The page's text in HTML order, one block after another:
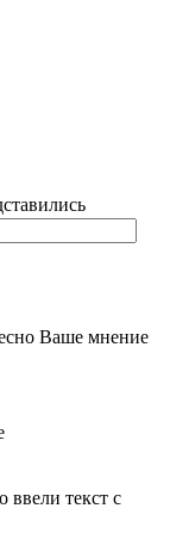
Ваше мнение
ввели текст с